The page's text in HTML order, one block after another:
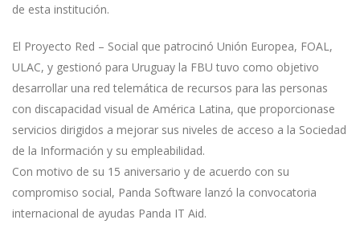
de esta institución.
El Proyecto Red – Social que patrocinó Unión Europea, FOAL,
ULAC, y gestionó para Uruguay la FBU tuvo como objetivo
desarrollar una red telemática de recursos para las personas
con discapacidad visual de América Latina, que proporcionase
servicios dirigidos a mejorar sus niveles de acceso a la Sociedad
de la Información y su empleabilidad.
Con motivo de su 15 aniversario y de acuerdo con su
compromiso social, Panda Software lanzó la convocatoria
internacional de ayudas Panda IT Aid.